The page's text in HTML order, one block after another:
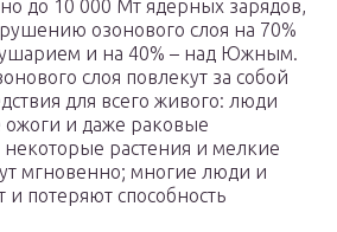
до 10 000 Мт ядерных зарядов,
озонового слоя на 70%
и на 40% – над Южным.
слоя повлекут за собой
для всего живого: люди
и даже раковые
растения и мелкие
мгновенно; многие люди и
потеряют способность